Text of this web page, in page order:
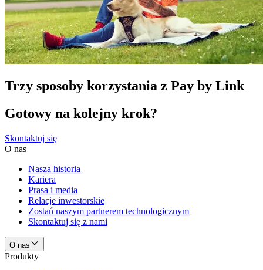
Trzy sposoby korzystania z Pay by Link
Gotowy na kolejny krok?
Skontaktuj się
O nas
Nasza historia
Kariera
Prasa i media
Relacje inwestorskie
Zostań naszym partnerem technologicznym
Skontaktuj się z nami
O nas
Produkty